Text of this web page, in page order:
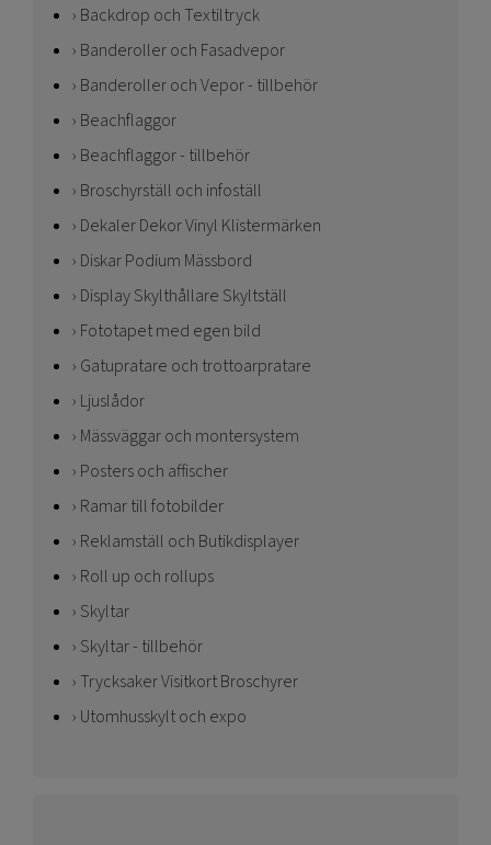
Backdrop och Textiltryck
Banderoller och Fasadvepor
Banderoller och Vepor - tillbehör
Beachflaggor
Beachflaggor - tillbehör
Broschyrställ och infoställ
Dekaler Dekor Vinyl Klistermärken
Diskar Podium Mässbord
Display Skylthållare Skyltställ
Fototapet med egen bild
Gatupratare och trottoarpratare
Ljuslådor
Mässväggar och montersystem
Posters och affischer
Ramar till fotobilder
Reklamställ och Butikdisplayer
Roll up och rollups
Skyltar
Skyltar - tillbehör
Trycksaker Visitkort Broschyrer
Utomhusskylt och expo